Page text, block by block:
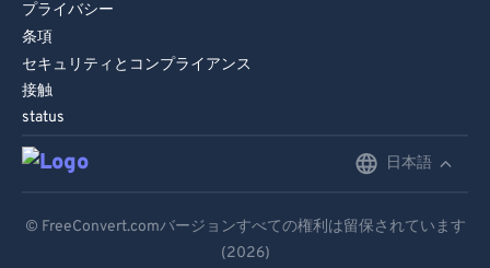
プライバシー
条項
セキュリティとコンプライアンス
接触
status
日本語
Español
© FreeConvert.comバージョンすべての権利は留保されています
(2026)